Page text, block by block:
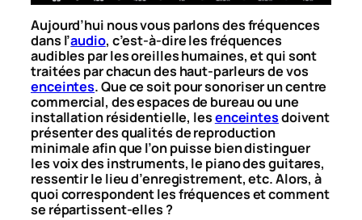
Aujourd’hui nous vous parlons des fréquences
dans l’audio, c’est-à-dire les fréquences
audibles par les oreilles humaines, et qui sont
traitées par chacun des haut-parleurs de vos
enceintes. Que ce soit pour sonoriser un centre
commercial, des espaces de bureau ou une
installation résidentielle, lesenceintesdoivent
présenter des qualités de reproduction
minimale afin que l’on puisse bien distinguer
les voix des instruments, le piano des guitares,
ressentir le lieu d’enregistrement, etc. Alors, à
quoi correspondent les fréquences et comment
se répartissent-elles ?